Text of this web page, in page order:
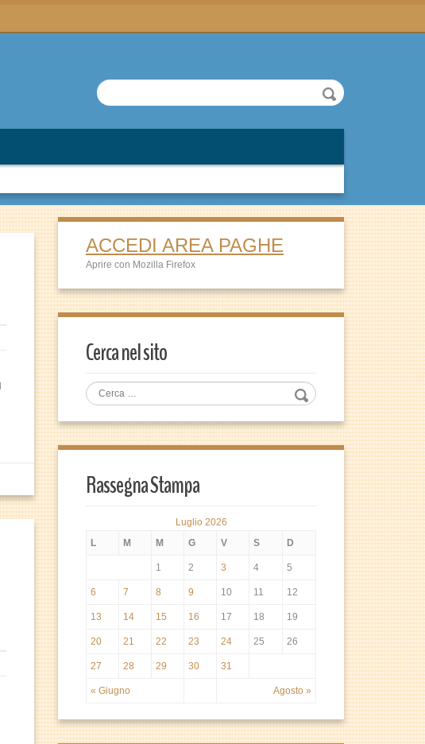
ACCEDI AREA PAGHE
Aprire con Mozilla Firefox
Cerca nel sito
Rassegna Stampa
Luglio 2026
L
M M G V S D
« Giugno Agosto »
1 2 3 4 5
6 7 8 9 10 11 12
13 14 15 16 17 18 19
20 21 22 23 24 25 26
27 28 29 30 31